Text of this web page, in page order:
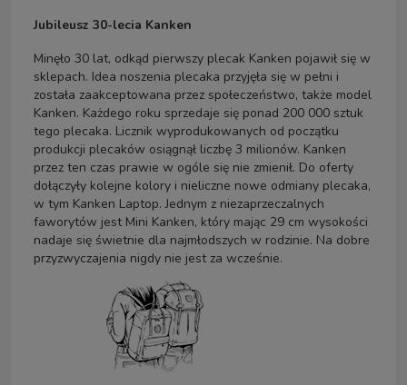
Jubileusz 30-lecia Kanken
Minęło 30 lat, odkąd pierwszy plecak Kanken pojawił się w
sklepach. Idea noszenia plecaka przyjęła się w pełni i
została zaakceptowana przez społeczeństwo, także model
Kanken. Każdego roku sprzedaje się ponad 200 000 sztuk
tego plecaka. Licznik wyprodukowanych od początku
produkcji plecaków osiągnął liczbę 3 milionów. Kanken
przez ten czas prawie w ogóle się nie zmienił. Do oferty
dołączyły kolejne kolory i nieliczne nowe odmiany plecaka,
w tym Kanken Laptop. Jednym z niezaprzeczalnych
faworytów jest Mini Kanken, który mając 29 cm wysokości
nadaje się świetnie dla najmłodszych w rodzinie. Na dobre
przyzwyczajenia nigdy nie jest za wcześnie.